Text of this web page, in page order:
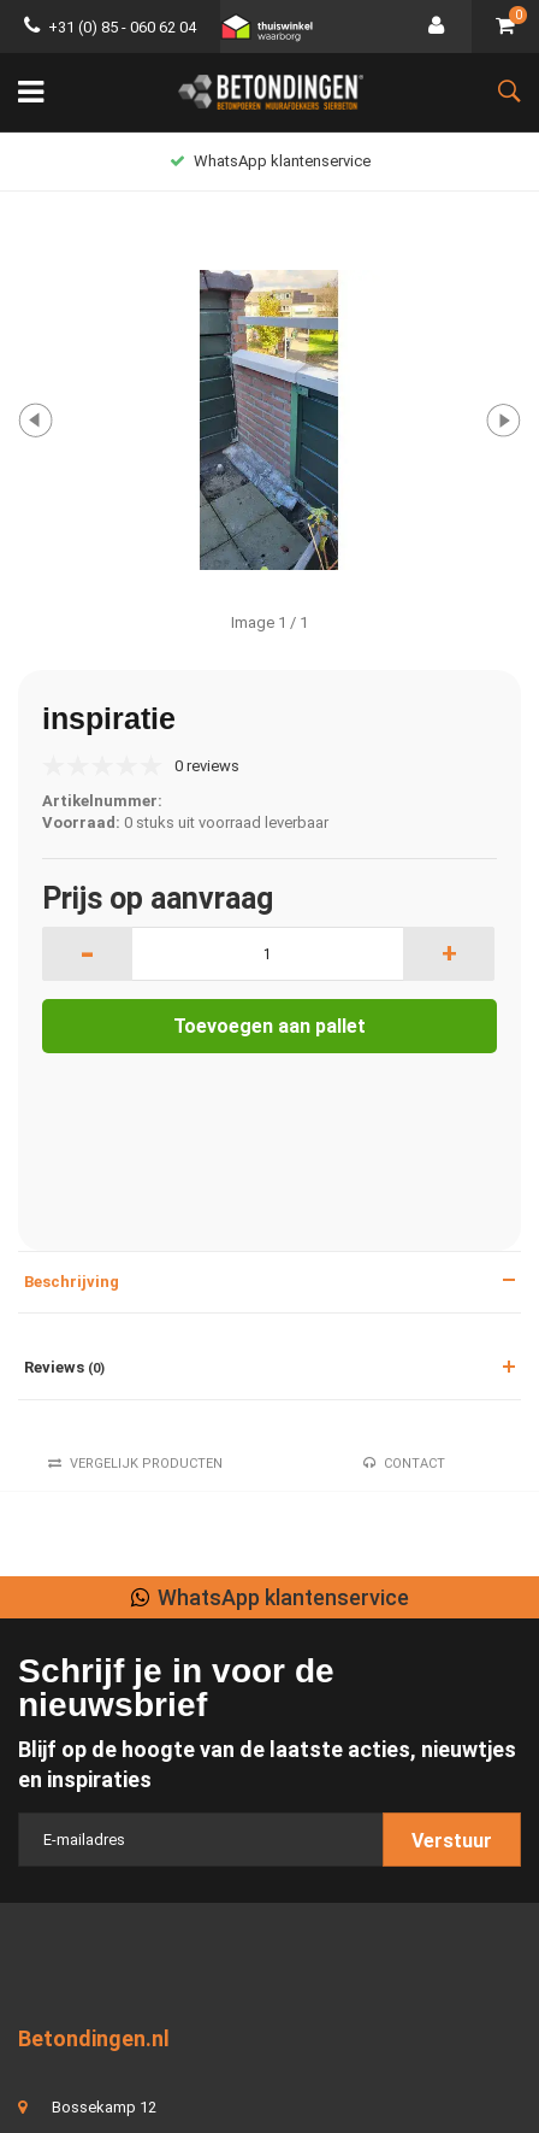
+31 (0) 85 - 060 62 04
0
WhatsApp klantenservice
Image 1 / 1
inspiratie
0 reviews
Artikelnummer:
Voorraad: 0 stuks uit voorraad leverbaar
Prijs op aanvraag
- +
Toevoegen aan pallet
Beschrijving
Reviews (0)
VERGELIJK PRODUCTEN CONTACT
WhatsApp klantenservice
Schrijf je in voor de
nieuwsbrief
Blijf op de hoogte van de laatste acties, nieuwtjes
en inspiraties
Verstuur
Betondingen.nl
Bossekamp 12